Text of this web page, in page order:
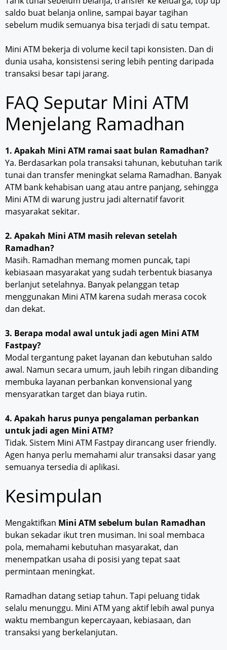
saldo buat belanja online, sampai bayar tagihan
sebelum mudik semuanya bisa terjadi di satu tempat.
Mini ATM bekerja di volume kecil tapi konsisten. Dan di
dunia usaha, konsistensi sering lebih penting daripada
transaksi besar tapi jarang.
FAQ Seputar Mini ATM
Menjelang Ramadhan
1. Apakah Mini ATM ramai saat bulan Ramadhan?
Ya. Berdasarkan pola transaksi tahunan, kebutuhan tarik
tunai dan transfer meningkat selama Ramadhan. Banyak
ATM bank kehabisan uang atau antre panjang, sehingga
Mini ATM di warung justru jadi alternatif favorit
masyarakat sekitar.
2. Apakah Mini ATM masih relevan setelah
Ramadhan?
Masih. Ramadhan memang momen puncak, tapi
kebiasaan masyarakat yang sudah terbentuk biasanya
berlanjut setelahnya. Banyak pelanggan tetap
menggunakan Mini ATM karena sudah merasa cocok
dan dekat.
3. Berapa modal awal untuk jadi agen Mini ATM
Fastpay?
Modal tergantung paket layanan dan kebutuhan saldo
awal. Namun secara umum, jauh lebih ringan dibanding
membuka layanan perbankan konvensional yang
mensyaratkan target dan biaya rutin.
4. Apakah harus punya pengalaman perbankan
untuk jadi agen Mini ATM?
Tidak. Sistem Mini ATM Fastpay dirancang user friendly.
Agen hanya perlu memahami alur transaksi dasar yang
semuanya tersedia di aplikasi.
Kesimpulan
Mengaktifkan Mini ATM sebelum bulan Ramadhan
bukan sekadar ikut tren musiman. Ini soal membaca
pola, memahami kebutuhan masyarakat, dan
menempatkan usaha di posisi yang tepat saat
permintaan meningkat.
Ramadhan datang setiap tahun. Tapi peluang tidak
selalu menunggu. Mini ATM yang aktif lebih awal punya
waktu membangun kepercayaan, kebiasaan, dan
transaksi yang berkelanjutan.